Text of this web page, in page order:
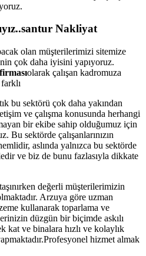
Nakliyat
olan müşterilerimizi sitemize
çok daha iyisini yapıyoruz.
olarak çalışan kadromuza
bu sektörü çok daha yakından
ve çalışma konusunda herhangi
bir ekibe sahip olduğumuz için
Bu sektörde çalışanlarınızın
aslında yalnızca bu sektörde
ve biz de bunu fazlasıyla dikkate
değerli müşterilerimizin
Arzuya göre uzman
kullanarak toparlama ve
düzgün bir biçimde askılı
kat ve binalara hızlı ve kolaylık
hizmet almak